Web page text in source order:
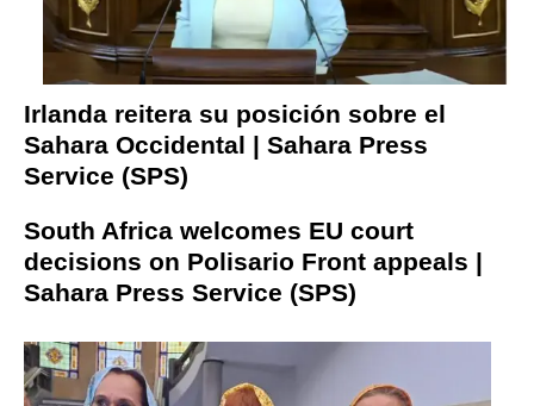
Irlanda reitera su posición sobre el
Sahara Occidental | Sahara Press
Service (SPS)
South Africa welcomes EU court
decisions on Polisario Front appeals |
Sahara Press Service (SPS)